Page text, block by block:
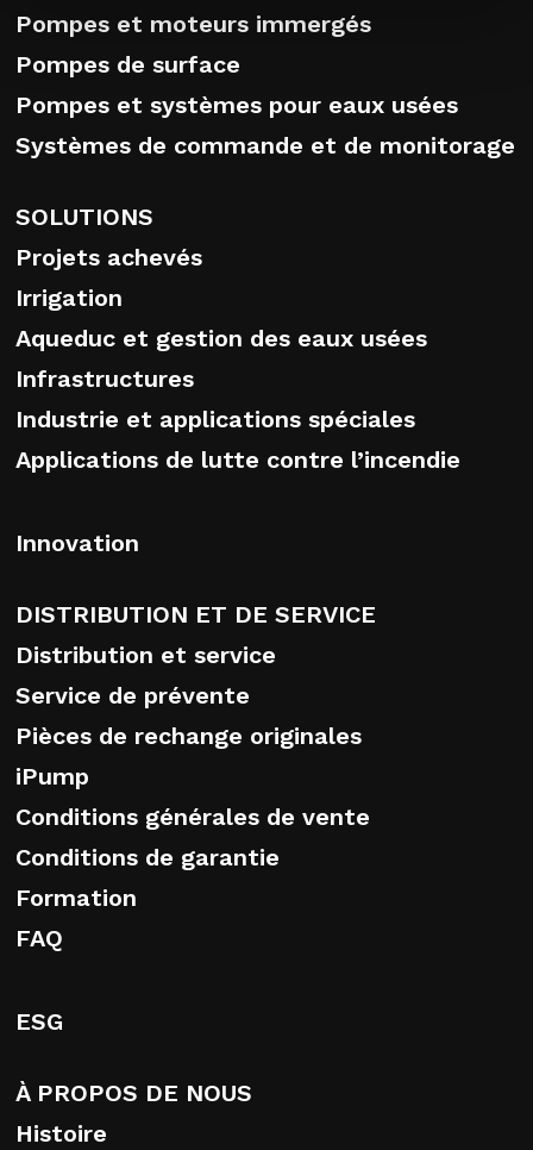
Pompes et moteurs immergés
Pompes de surface
Pompes et systèmes pour eaux usées
Systèmes de commande et de monitorage
SOLUTIONS
Projets achevés
Irrigation
Aqueduc et gestion des eaux usées
Infrastructures
Industrie et applications spéciales
Applications de lutte contre l’incendie
Innovation
DISTRIBUTION ET DE SERVICE
Distribution et service
Service de prévente
Pièces de rechange originales
iPump
Conditions générales de vente
Conditions de garantie
Formation
FAQ
ESG
À PROPOS DE NOUS
Histoire